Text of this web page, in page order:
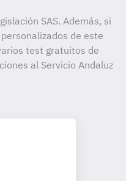
SAS. Además, si
de este
test gratuitos de
al Servicio Andaluz